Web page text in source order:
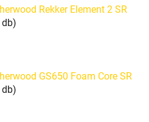
Rekker Element 2 SR
db)
GS650 Foam Core SR
db)